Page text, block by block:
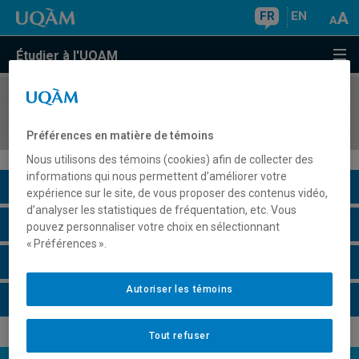
FR EN
Étudier à l'UQAM
COURS//
Description du cours
Horaire - Été 2026
Préférences en matière de témoins
Nous utilisons des témoins (cookies) afin de collecter des
informations qui nous permettent d’améliorer votre
expérience sur le site, de vous proposer des contenus vidéo,
d’analyser les statistiques de fréquentation, etc. Vous
pouvez personnaliser votre choix en sélectionnant
« Préférences ».
Tout refuser
Autoriser les témoins